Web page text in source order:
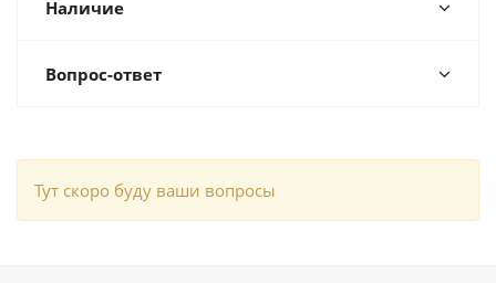
Наличие
Вопрос-ответ
Тут скоро буду ваши вопросы